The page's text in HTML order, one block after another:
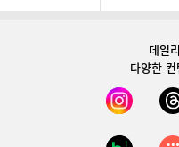
데일
다양한